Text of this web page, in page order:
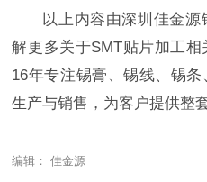
以上内容由深圳佳金
解更多关于SMT贴片加工
16年专注锡膏、锡线、锡条
生产与销售，为客户提供整
编辑： 佳金源